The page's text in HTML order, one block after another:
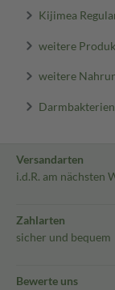
Kijimea
weitere
weitere
Versandarten
i.d.R. am nächsten
Zahlarten
sicher und bequem
Bewerte uns